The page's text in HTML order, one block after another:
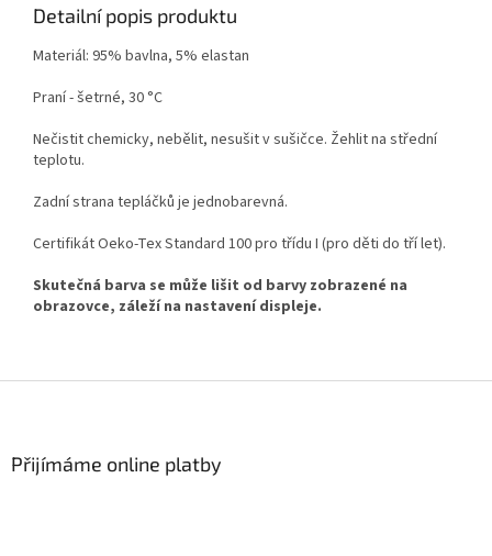
Detailní popis produktu
Materiál: 95% bavlna, 5% elastan
Praní - šetrné, 30 °C
Nečistit chemicky, nebělit, nesušit v sušičce. Žehlit na střední
teplotu.
Zadní strana tepláčků je jednobarevná.
Certifikát Oeko-Tex Standard 100 pro třídu I (pro děti do tří let).
Skutečná barva se může lišit od barvy zobrazené na
obrazovce, záleží na nastavení displeje.
Přijímáme online platby